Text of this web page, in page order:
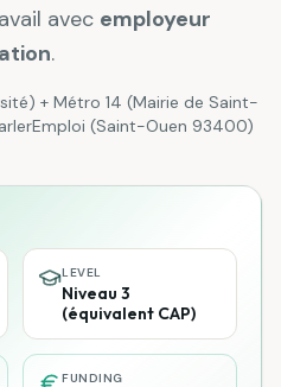
avec employeur
.
+ Métro 14 (Mairie de Saint-
(Saint-Ouen 93400)
LEVEL
Niveau 3
(équivalent CAP)
FUNDING